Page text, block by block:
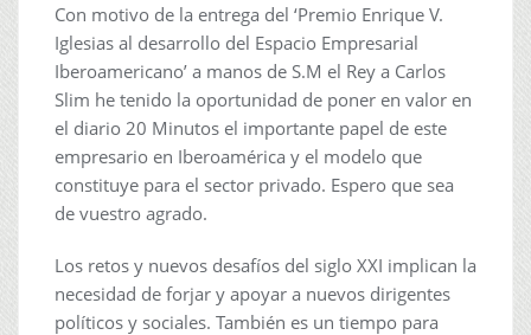
Con motivo de la entrega del ‘Premio Enrique V.
Iglesias al desarrollo del Espacio Empresarial
Iberoamericano’ a manos de S.M el Rey a Carlos
Slim he tenido la oportunidad de poner en valor en
el diario 20 Minutos el importante papel de este
empresario en Iberoamérica y el modelo que
constituye para el sector privado. Espero que sea
de vuestro agrado.
Los retos y nuevos desafíos del siglo XXI implican la
necesidad de forjar y apoyar a nuevos dirigentes
políticos y sociales. También es un tiempo para